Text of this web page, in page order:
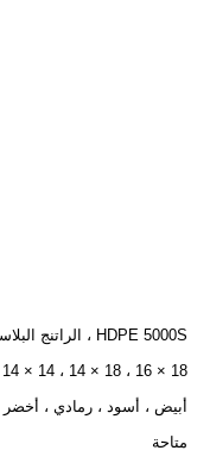
HDPE 5000S ، الراتنج البلاستيكي
18 × 16 ، 18 × 14 ، 14 × 14
أبيض ، أسود ، رمادي ، أخضر
متاحة